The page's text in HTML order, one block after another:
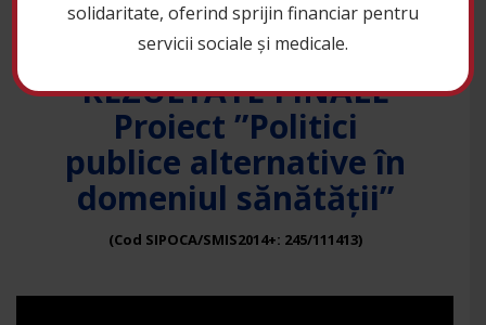
REZULTATE FINALE
Proiect ”Politici
publice alternative în
domeniul sănătății”
(Cod SIPOCA/SMIS2014+: 245/111413)
solidaritate, oferind sprijin financiar pentru
servicii sociale și medicale.